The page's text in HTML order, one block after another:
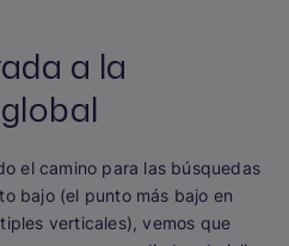
a la
el camino para las búsquedas
bajo (el punto más bajo en
verticales), vemos que